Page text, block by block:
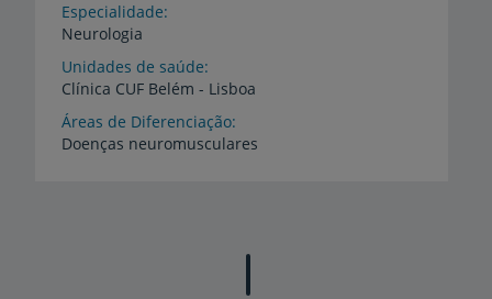
Especialidade
Neurologia
Unidades de saúde
Clínica CUF Belém - Lisboa
Áreas de Diferenciação
Doenças neuromusculares